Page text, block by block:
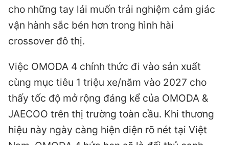
cho những tay lái muốn trải nghiệm cảm giác
vận hành sắc bén hơn trong hình hài
crossover đô thị.
Việc OMODA 4 chính thức đi vào sản xuất
cùng mục tiêu 1 triệu xe/năm vào 2027 cho
thấy tốc độ mở rộng đáng kể của OMODA &
JAECOO trên thị trường toàn cầu. Khi thương
hiệu này ngày càng hiện diện rõ nét tại Việt